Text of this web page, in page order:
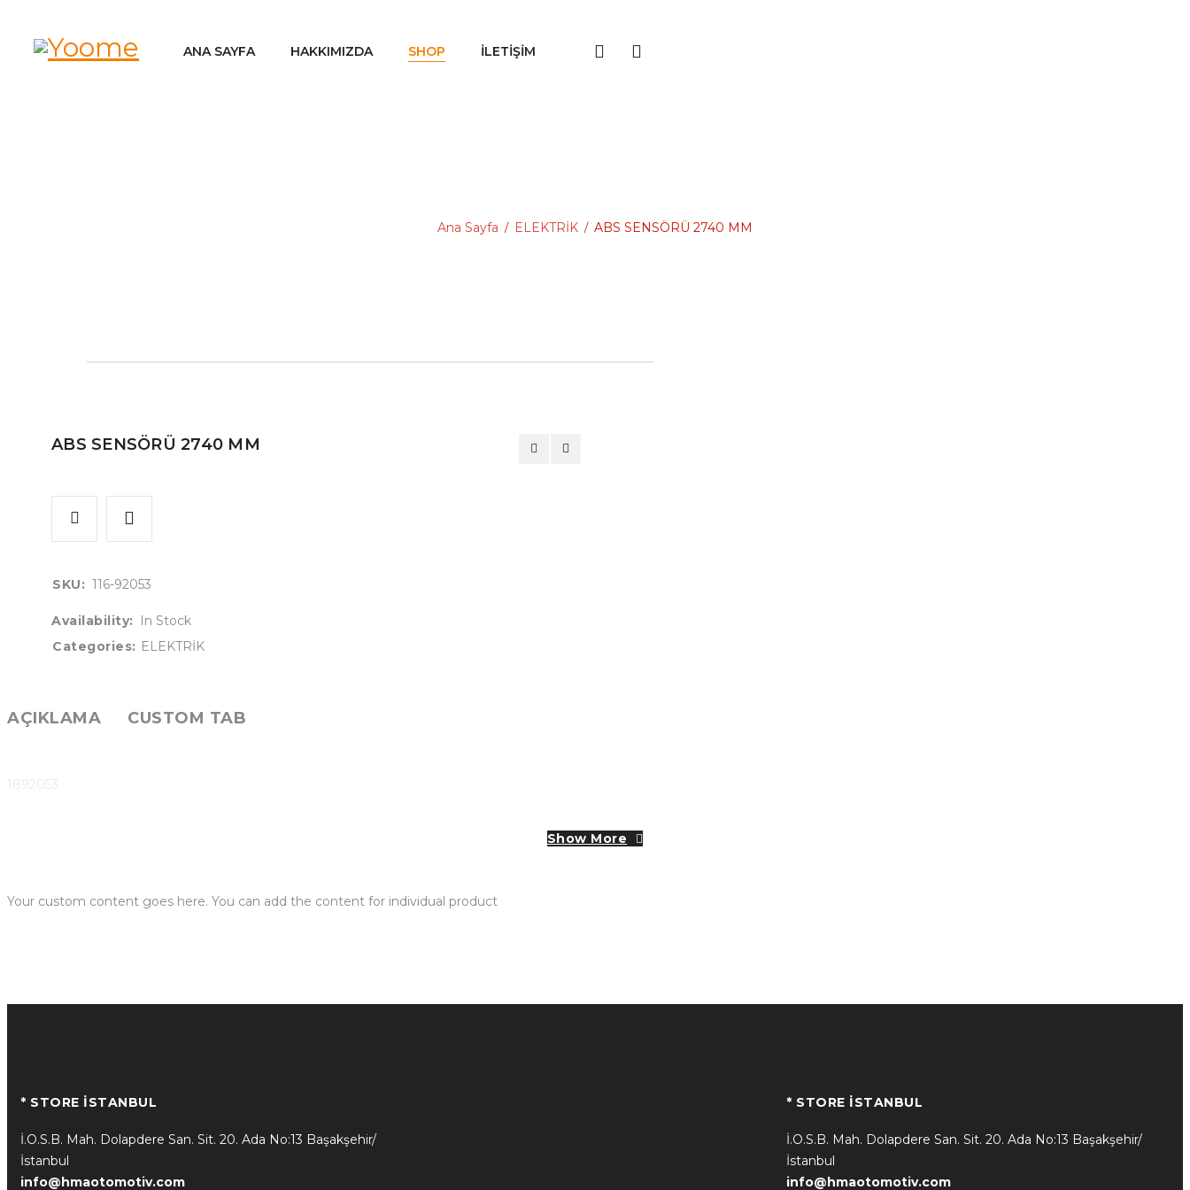
ANA SAYFA HAKKIMIZDA SHOP İLETIŞIM
Ana Sayfa / ELEKTRİK / ABS SENSÖRÜ 2740 MM
ABS SENSÖRÜ 2740 MM
SKU: 116-92053
Availability:
In Stock
Categories: ELEKTRİK
AÇIKLAMA CUSTOM TAB
1892053
Show More
Your custom content goes here. You can add the content for individual product
* STORE İSTANBUL
İ.O.S.B. Mah. Dolapdere San. Sit. 20. Ada No:13 Başakşehir/
İstanbul
info@hmaotomotiv.com
* STORE İSTANBUL
İ.O.S.B. Mah. Dolapdere San. Sit. 20. Ada No:13 Başakşehir/
İstanbul
info@hmaotomotiv.com